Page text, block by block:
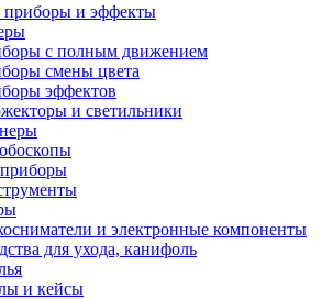
приборы и эффекты
с полным движением
смены цвета
эффектов
и светильники
и электронные компоненты
для ухода, канифоль
и кейсы